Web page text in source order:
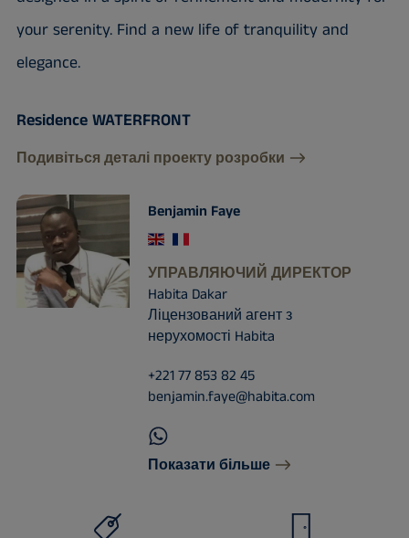
your serenity. Find a new life of tranquility and
elegance.
Residence WATERFRONT
Подивіться деталі проекту розробки
Benjamin Faye
УПРАВЛЯЮЧИЙ ДИРЕКТОР
Habita Dakar
Ліцензований агент з
нерухомості Habita
+221 77 853 82 45
benjamin.faye@habita.com
Показати більше